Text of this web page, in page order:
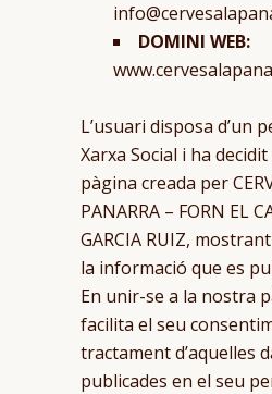
DOMINI WEB:
L’usuari disposa d’un
Xarxa Social i ha
pàgina creada per
PANARRA – FORN EL
GARCIA RUIZ,
la informació que es
En unir-se a la nostra
facilita el seu
tractament d’aquelles
publicades en el seu